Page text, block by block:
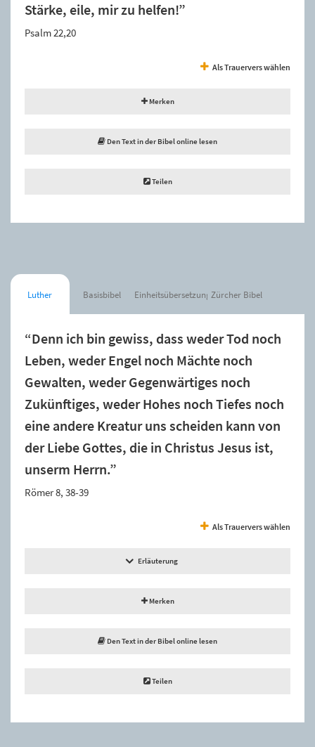
Stärke, eile, mir zu helfen!”
Psalm 22,20
Als Trauervers wählen
Merken
Den Text in der Bibel online lesen
Teilen
Luther Basisbibel Einheitsübersetzung Zürcher Bibel
“Denn ich bin gewiss, dass weder Tod noch
Leben, weder Engel noch Mächte noch
Gewalten, weder Gegenwärtiges noch
Zukünftiges, weder Hohes noch Tiefes noch
eine andere Kreatur uns scheiden kann von
der Liebe Gottes, die in Christus Jesus ist,
unserm Herrn.”
Römer 8, 38-39
Als Trauervers wählen
Erläuterung
Merken
Den Text in der Bibel online lesen
Teilen